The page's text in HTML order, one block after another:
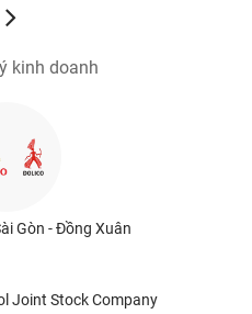
kinh doanh
Gòn - Đồng Xuân
Joint Stock Company